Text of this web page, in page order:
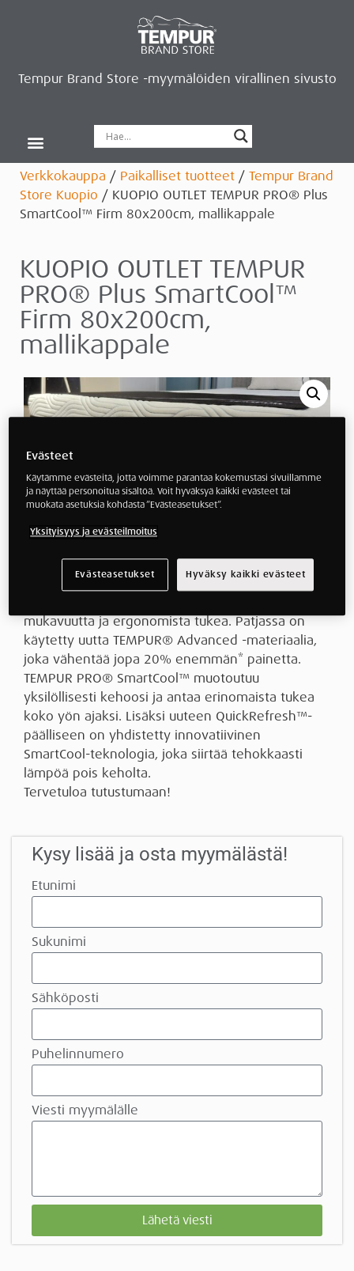
Tempur Brand Store -myymälöiden virallinen sivusto
Verkkokauppa / Paikalliset tuotteet / Tempur Brand
Store Kuopio / KUOPIO OUTLET TEMPUR PRO® Plus
SmartCool™ Firm 80x200cm, mallikappale
KUOPIO OUTLET TEMPUR
PRO® Plus SmartCool™
Firm 80x200cm,
mallikappale
Tempur Pro Plus ‑patja on mallistomme ylellisin ja
viilentävin vaihtoehto. 25 cm paksu rakenne
mukavuutta ja ergonomista tukea. Patjassa on
käytetty uutta TEMPUR®️ Advanced -materiaalia,
joka vähentää jopa 20% enemmän* painetta.
TEMPUR PRO®️ SmartCool™️ muotoutuu
yksilöllisesti kehoosi ja antaa erinomaista tukea
koko yön ajaksi. Lisäksi uuteen QuickRefresh™️-
päälliseen on yhdistetty innovatiivinen
SmartCool-teknologia, joka siirtää tehokkaasti
lämpöä pois keholta.
Tervetuloa tutustumaan!
Kysy lisää ja osta myymälästä!
Etunimi
Sukunimi
Sähköposti
Puhelinnumero
Viesti myymälälle
Lähetä viesti
Evästeet
Käytämme evästeitä, jotta voimme parantaa kokemustasi sivuillamme
ja näyttää personoitua sisältöä. Voit hyväksyä kaikki evästeet tai
muokata asetuksia kohdasta ”Evästeasetukset”.
Yksityisyys ja evästeilmoitus
Evästeasetukset Hyväksy kaikki evästeet